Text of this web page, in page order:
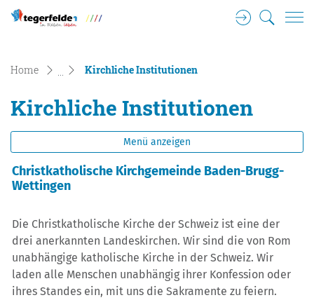
Tegerfelden Gemeinde Wappen
LoginSuche
Home Kirchliche Institutionen(ausgewählt)
Kirchliche Institutionen
Menü anzeigen
Christkatholische Kirchgemeinde Baden-Brugg-
Wettingen
Die Christkatholische Kirche der Schweiz ist eine der
drei anerkannten Landeskirchen. Wir sind die von Rom
unabhängige katholische Kirche in der Schweiz. Wir
laden alle Menschen unabhängig ihrer Konfession oder
ihres Standes ein, mit uns die Sakramente zu feiern.